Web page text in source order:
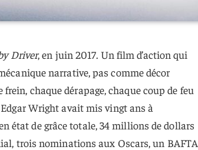
Driver, en juin 2017. Un film d’action qui
narrative, pas comme décor
chaque dérapage, chaque coup de feu
Wright avait mis vingt ans à
état de grâce totale, 34 millions de dollars
trois nominations aux Oscars, un BAFTA